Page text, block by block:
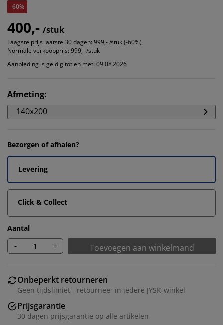
-60%
400,- /stuk
Laagste prijs laatste 30 dagen: 999,- /stuk (-60%)
Normale verkoopprijs: 999,- /stuk
Aanbieding is geldig tot en met: 09.08.2026
Afmeting:
140x200
Bezorgen of afhalen?
Levering
Click & Collect
Aantal
- + Toevoegen aan winkelmand
Onbeperkt retourneren
Geen tijdslimiet - retourneer in iedere JYSK-winkel
Prijsgarantie
30 dagen prijsgarantie op alle artikelen